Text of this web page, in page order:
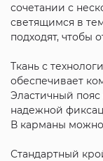
сочетании с
светящимся в
подходят, чтобы
Ткань с
обеспечивает
Эластичный
надежной
В карманы
Стандартный